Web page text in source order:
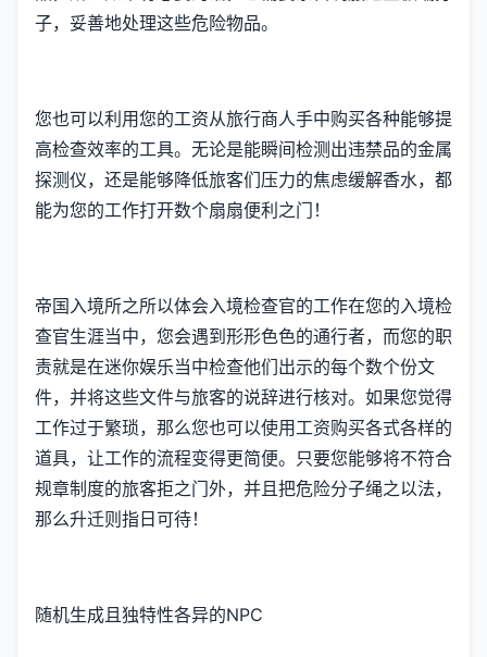
子，妥善地处理这些危险物品。
您也可以利用您的工资从旅行商人手中购买各种能够提
高检查效率的工具。无论是能瞬间检测出违禁品的金属
探测仪，还是能够降低旅客们压力的焦虑缓解香水，都
能为您的工作打开数个扇扇便利之门！
帝国入境所之所以体会入境检查官的工作在您的入境检
查官生涯当中，您会遇到形形色色的通行者，而您的职
责就是在迷你娱乐当中检查他们出示的每个数个份文
件，并将这些文件与旅客的说辞进行核对。如果您觉得
工作过于繁琐，那么您也可以使用工资购买各式各样的
道具，让工作的流程变得更简便。只要您能够将不符合
规章制度的旅客拒之门外，并且把危险分子绳之以法，
那么升迁则指日可待！
随机生成且独特性各异的NPC